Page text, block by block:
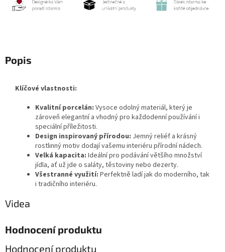
Popis
Klíčové vlastnosti:
Kvalitní porcelán: Vysoce odolný materiál, který je
zároveň elegantní a vhodný pro každodenní používání i
speciální příležitosti.
Design inspirovaný přírodou: Jemný reliéf a krásný
rostlinný motiv dodají vašemu interiéru přírodní nádech.
Velká kapacita: Ideální pro podávání většího množství
jídla, ať už jde o saláty, těstoviny nebo dezerty.
Všestranné využití: Perfektně ladí jak do moderního, tak
i tradičního interiéru.
Videa
Hodnocení produktu
Hodnocení produktu